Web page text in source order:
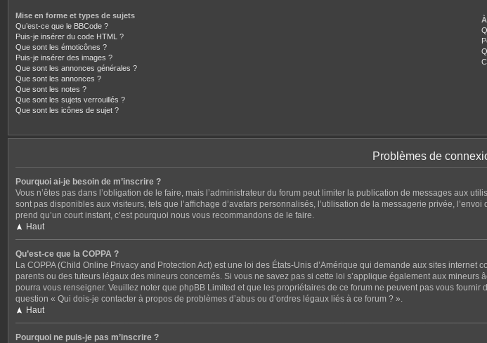
Mise en forme et types de sujets
Qu’est-ce que le BBCode ?
Puis-je insérer du code HTML ?
Que sont les émoticônes ?
Puis-je insérer des images ?
Que sont les annonces générales ?
Que sont les annonces ?
Que sont les notes ?
Que sont les sujets verrouillés ?
Que sont les icônes de sujet ?
Problèmes de
Pourquoi ai-je besoin de m’inscrire ?
Vous n’êtes pas dans l’obligation de le faire, mais l’administrateur du forum peut limiter la publication de messages aux
sont pas disponibles aux visiteurs, tels que l’affichage d’avatars personnalisés, l’utilisation de la messagerie privée,
prend qu’un court instant, c’est pourquoi nous vous recommandons de le faire.
Haut
Qu’est-ce que la COPPA ?
La COPPA (Child Online Privacy and Protection Act) est une loi des États-Unis d’Amérique qui demande aux sites
parents ou des tuteurs légaux des mineurs concernés. Si vous ne savez pas si cette loi s’applique également aux
pourra vous renseigner. Veuillez noter que phpBB Limited et que les propriétaires de ce forum ne peuvent pas vous
question « Qui dois-je contacter à propos de problèmes d’abus ou d’ordres légaux liés à ce forum ? ».
Haut
Pourquoi ne puis-je pas m’inscrire ?